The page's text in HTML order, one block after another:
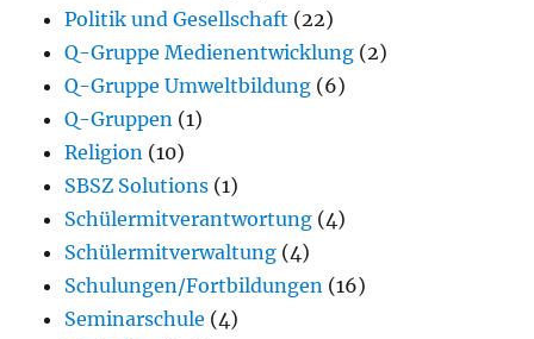
Politik und Gesellschaft (22)
Q-Gruppe Medienentwicklung (2)
Q-Gruppe Umweltbildung (6)
Q-Gruppen (1)
Religion (10)
SBSZ Solutions (1)
Schülermitverantwortung (4)
Schülermitverwaltung (4)
Schulungen/Fortbildungen (16)
Seminarschule (4)